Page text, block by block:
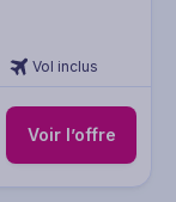
Vol inclus
Voir l’offre